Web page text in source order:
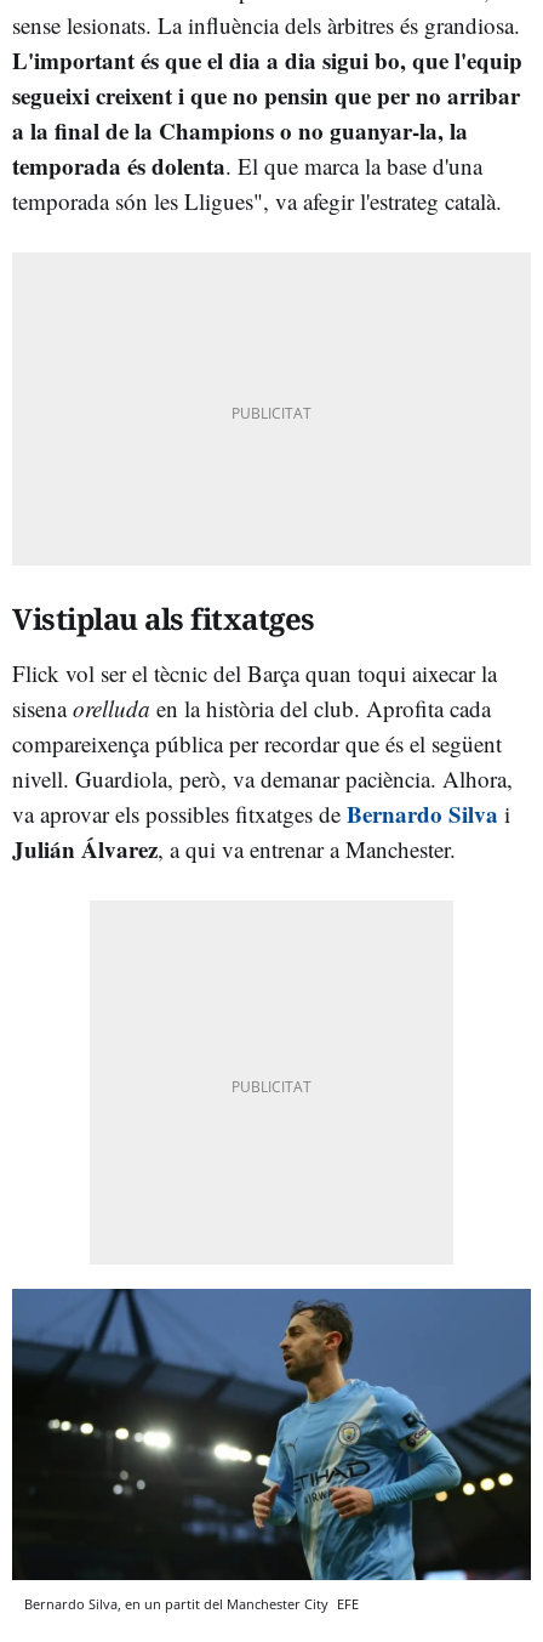
sense lesionats. La influència dels àrbitres és grandiosa.
L'important és que el dia a dia sigui bo, que l'equip
segueixi creixent i que no pensin que per no arribar
a la final de la Champions o no guanyar-la, la
temporada és dolenta. El que marca la base d'una
temporada són les Lligues", va afegir l'estrateg català.
Vistiplau als fitxatges
Flick vol ser el tècnic del Barça quan toqui aixecar la
sisenaorelluda en la història del club. Aprofita cada
compareixença pública per recordar que és el següent
nivell. Guardiola, però, va demanar paciència. Alhora,
va aprovar els possibles fitxatges de Bernardo Silva i
Julián Álvarez, a qui va entrenar a Manchester.
Bernardo Silva, en un partit del Manchester City EFE